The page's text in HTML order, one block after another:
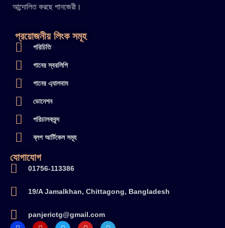
আন্দোলিত করছে পানজেরী।
প্রয়োজনীয় লিংক সমূহ
পরিচিতি
গানের স্বরলিপি
গানের এ্যালবাম
ডোনেশন
পরিচালকবৃন্দ
ব্লগ আর্টিকেল সমূহ
যোগাযোগ
01756-113386
19/A Jamalkhan, Chittagong, Bangladesh
panjerictg@gmail.com